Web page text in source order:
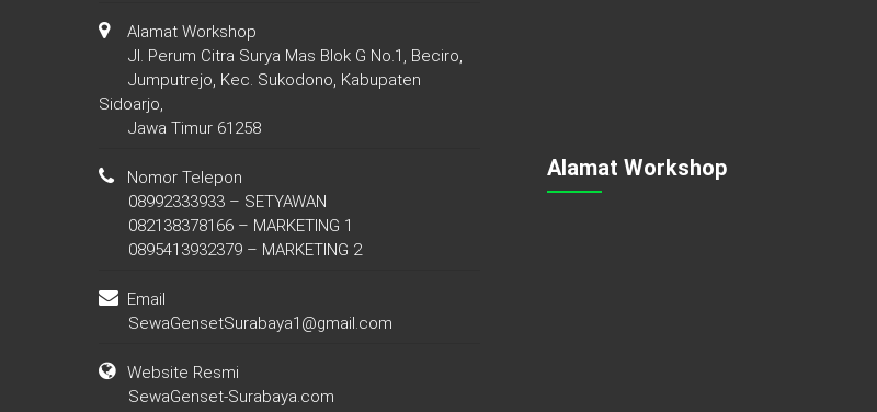
Alamat Workshop
Jl. Perum Citra Surya Mas Blok G No.1, Beciro,
Jumputrejo, Kec. Sukodono, Kabupaten
Sidoarjo,
Jawa Timur 61258
Nomor Telepon
08992333933 – SETYAWAN
082138378166 – MARKETING 1
0895413932379 – MARKETING 2
Email
SewaGensetSurabaya1@gmail.com
Website Resmi
SewaGenset-Surabaya.com
Alamat Workshop